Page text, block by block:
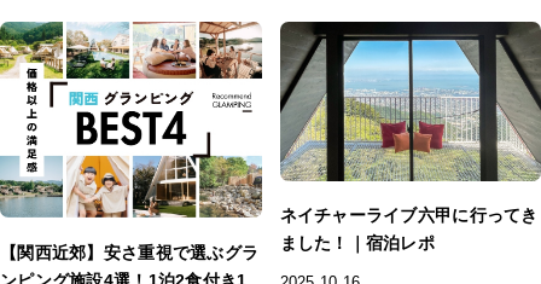
【関西近郊】安さ重視で選ぶグラ
ネイチャーライブ六甲に行ってき
ました！｜宿泊レポ